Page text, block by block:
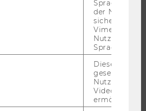
der
Vimeo in der
Nutzer
Sprache
Dieser
gesetzt, um
Nutzung des
Videoplayers
ermöglichen